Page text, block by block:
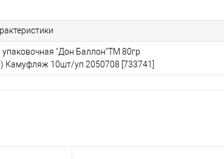
упаковочная "Дон Баллон"ТМ 80гр
Камуфляж 10шт/уп 2050708 [733741]